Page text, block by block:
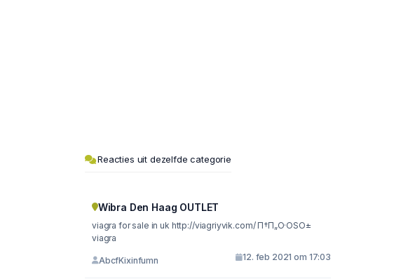
Reacties uit dezelfde categorie
Wibra Den Haag OUTLET
viagra for sale in uk http://viagriyvik.com/ П†П„О·ОЅО±
viagra
AbcfKixinfumn 12. feb 2021 om 17:03